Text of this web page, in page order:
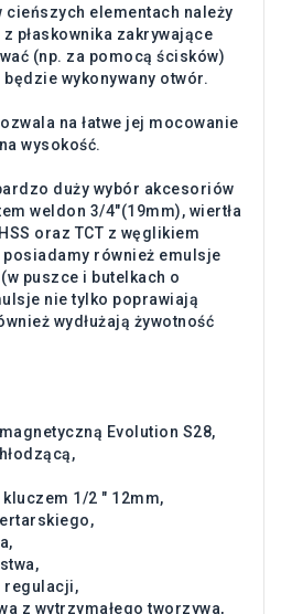
cieńszych elementach należy
płaskownika zakrywające
(np. za pomocą ścisków)
wykonywany otwór.
na łatwe jej mocowanie
wysokość.
duży wybór akcesoriów
weldon 3/4"(19mm), wiertła
oraz TCT z węglikiem
również emulsje
puszce i butelkach o
nie tylko poprawiają
wydłużają żywotność
Evolution S28,
1/2 ″ 12mm,
regulacji,
z wytrzymałego tworzywa,